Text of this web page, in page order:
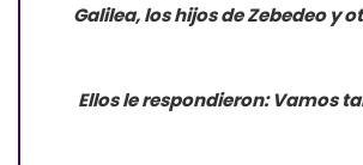
Galilea, los hijos de Zebedeo y
Ellos le respondieron: Vamos